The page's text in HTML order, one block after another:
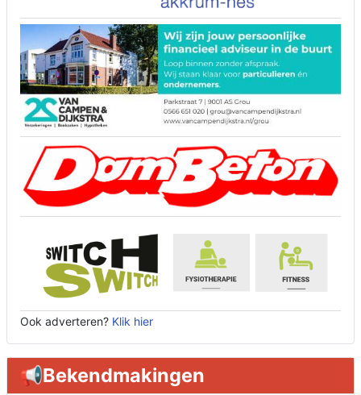
Ook adverteren? Klik hier
📢Bekendmakingen